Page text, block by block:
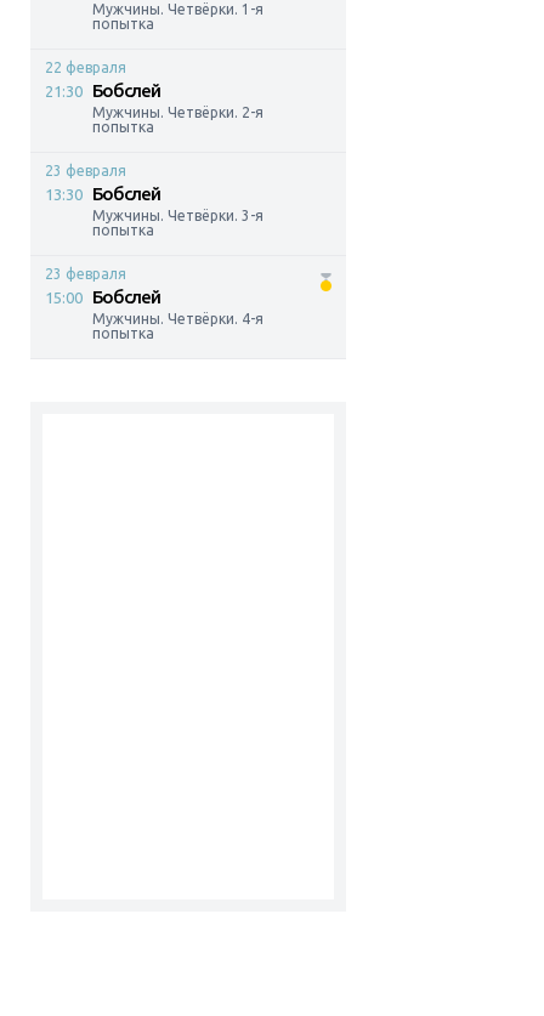
Мужчины. Четвёрки. 1-я
попытка
22 февраля
21:30 Бобслей
Мужчины. Четвёрки. 2-я
попытка
23 февраля
13:30 Бобслей
Мужчины. Четвёрки. 3-я
попытка
23 февраля
15:00 Бобслей
Мужчины. Четвёрки. 4-я
попытка